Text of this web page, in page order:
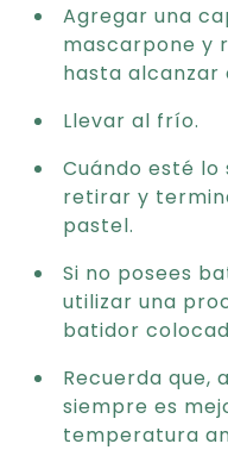
Agregar una
mascarpone y
hasta alcanzar
Llevar al frío.
Cuándo esté
retirar y
pastel.
Si no posees
utilizar una
batidor
Recuerda que,
siempre es
temperatura